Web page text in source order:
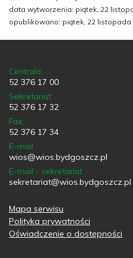
data wytworzenia: piątek, 22
opublikowano: piątek, 22 listopada
Centrala:
52 376 17 00
Sekretariat:
52 376 17 32
Fax:
52 376 17 34
E-mail
wios@wios.bydgoszcz.pl
E-mail - sekretariat
sekretariat@wios.bydgoszcz.pl
Mapa serwisu
Polityka prywatności
Oświadczenie o dostępności